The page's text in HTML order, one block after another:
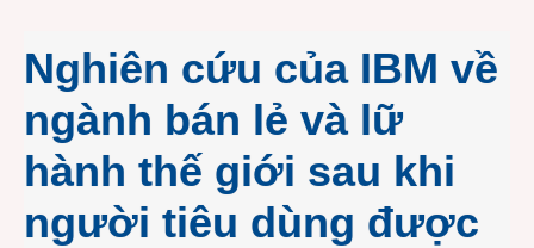
Nghiên cứu của IBM về
ngành bán lẻ và lữ
hành thế giới sau khi
người tiêu dùng được